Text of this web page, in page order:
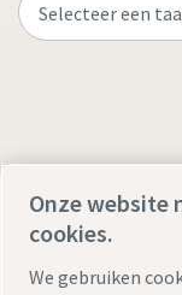
Onze website
cookies.
We gebruiken